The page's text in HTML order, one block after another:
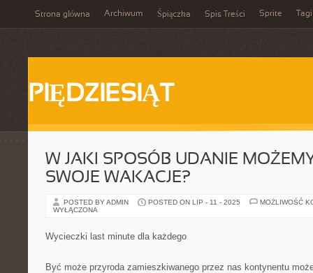
Strona główna Archiwum Śpiączka Spis Treści Sprite Tagi
PIĘDZIESIĄT
W JAKI SPOSÓB UDANIE
SWOJE WAKACJE?
POSTED BY ADMIN POSTED ON LIP - 11 - 2025
MOŻLIWOŚĆ
WYŁĄCZONA
Wycieczki last minute dla każdego
Być może przyroda zamieszkiwanego przez nas kontynentu